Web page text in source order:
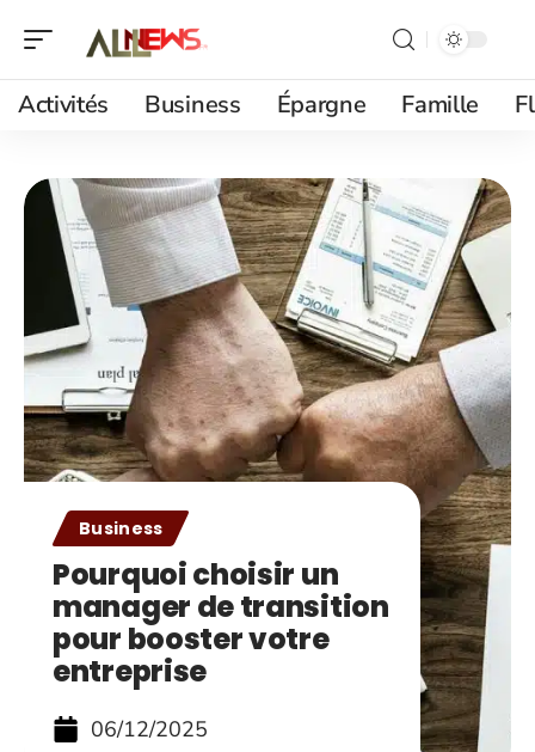
Activités Business Épargne Famille
Business
Pourquoi choisir un
manager de transition
pour booster votre
entreprise
06/12/2025